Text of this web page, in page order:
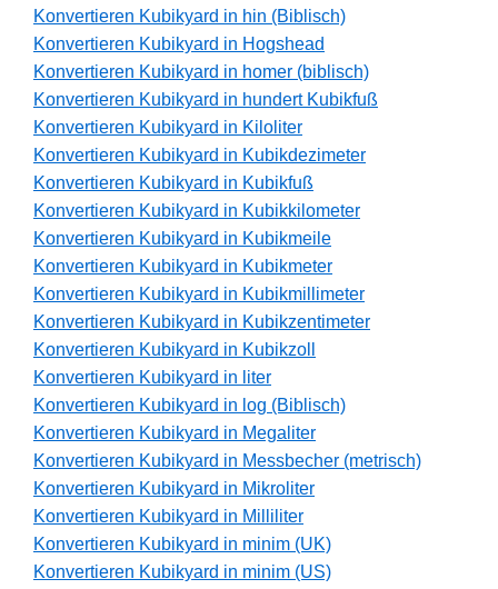
Konvertieren Kubikyard in hin (Biblisch)
Konvertieren Kubikyard in Hogshead
Konvertieren Kubikyard in homer (biblisch)
Konvertieren Kubikyard in hundert Kubikfuß
Konvertieren Kubikyard in Kiloliter
Konvertieren Kubikyard in Kubikdezimeter
Konvertieren Kubikyard in Kubikfuß
Konvertieren Kubikyard in Kubikkilometer
Konvertieren Kubikyard in Kubikmeile
Konvertieren Kubikyard in Kubikmeter
Konvertieren Kubikyard in Kubikmillimeter
Konvertieren Kubikyard in Kubikzentimeter
Konvertieren Kubikyard in Kubikzoll
Konvertieren Kubikyard in liter
Konvertieren Kubikyard in log (Biblisch)
Konvertieren Kubikyard in Megaliter
Konvertieren Kubikyard in Messbecher (metrisch)
Konvertieren Kubikyard in Mikroliter
Konvertieren Kubikyard in Milliliter
Konvertieren Kubikyard in minim (UK)
Konvertieren Kubikyard in minim (US)